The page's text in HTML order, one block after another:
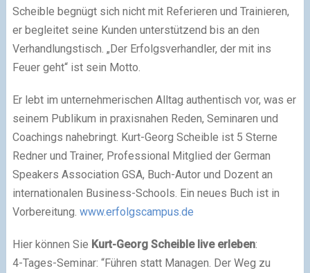
Scheible begnügt sich nicht mit Referieren und Trainieren,
er begleitet seine Kunden unterstützend bis an den
Verhandlungstisch. „Der Erfolgsverhandler, der mit ins
Feuer geht“ ist sein Motto.
Er lebt im unternehmerischen Alltag authentisch vor, was er
seinem Publikum in praxisnahen Reden, Seminaren und
Coachings nahebringt. Kurt-Georg Scheible ist 5 Sterne
Redner und Trainer, Professional Mitglied der German
Speakers Association GSA, Buch-Autor und Dozent an
internationalen Business-Schools. Ein neues Buch ist in
Vorbereitung. www.erfolgscampus.de
Hier können Sie Kurt-Georg Scheible live erleben:
4-Tages-Seminar: “Führen statt Managen. Der Weg zu